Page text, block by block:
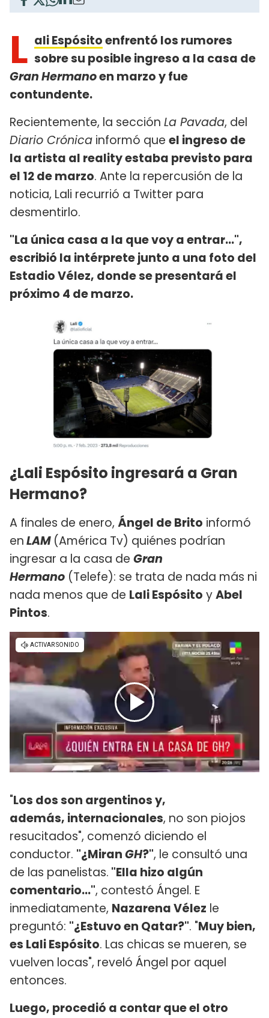
L ali Espósitoenfrentó los rumores
sobre su posible ingreso a la casa de
Gran Hermanoen marzo y fue
contundente.
Recientemente, la sección La Pavada, del
Diario Crónica informó que el ingreso de
la artista al reality estaba previsto para
el 12 de marzo. Ante la repercusión de la
noticia, Lali recurrió a Twitter para
desmentirlo.
"La única casa a la que voy a entrar...",
escribió la intérprete junto a una foto del
Estadio Vélez, donde se presentará el
próximo 4 de marzo.
¿Lali Espósito ingresará a Gran
Hermano?
A finales de enero, Ángel de Brito informó
enLAM (América Tv) quiénes podrían
ingresar a la casa de Gran
Hermano (Telefe): se trata de nada más ni
nada menos que de Lali Espósito yAbel
Pintos.
"Los dos son argentinos y,
además, internacionales, no son piojos
resucitados", comenzó diciendo el
conductor. "¿MiranGH?", le consultó una
de las panelistas. "Ella hizo algún
comentario...", contestó Ángel. E
inmediatamente, Nazarena Vélez le
preguntó: "¿Estuvo en Qatar?". "Muy bien,
es Lali Espósito. Las chicas se mueren, se
vuelven locas", reveló Ángel por aquel
entonces.
Luego, procedió a contar que el otro